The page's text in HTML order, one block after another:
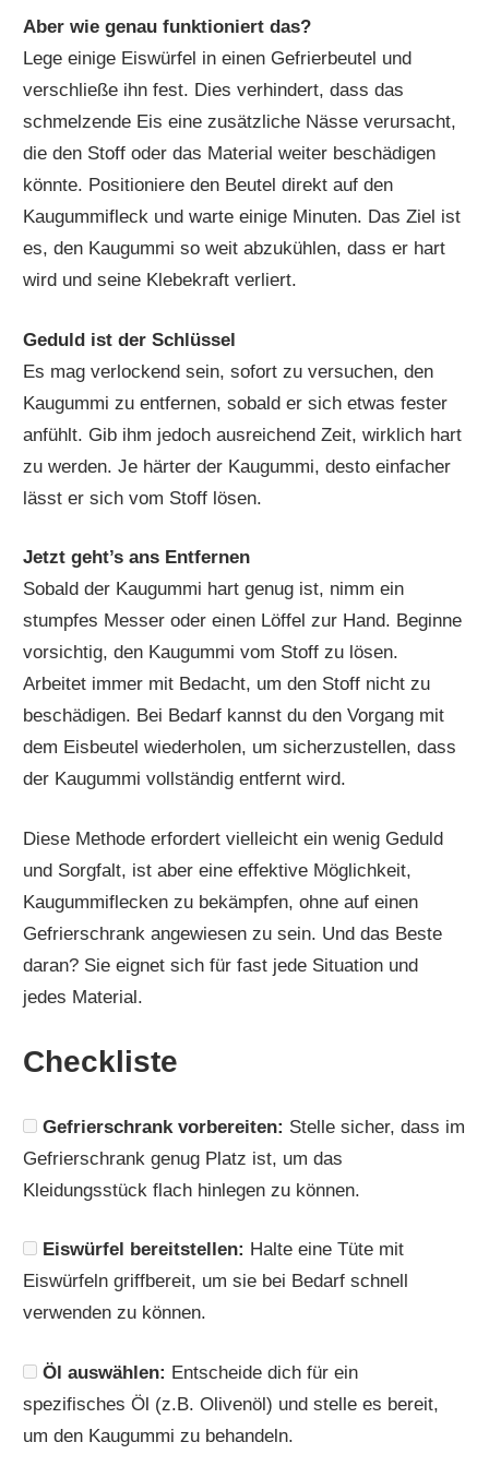
Aber wie genau funktioniert das?
Lege einige Eiswürfel in einen Gefrierbeutel und
verschließe ihn fest. Dies verhindert, dass das
schmelzende Eis eine zusätzliche Nässe verursacht,
die den Stoff oder das Material weiter beschädigen
könnte. Positioniere den Beutel direkt auf den
Kaugummifleck und warte einige Minuten. Das Ziel ist
es, den Kaugummi so weit abzukühlen, dass er hart
wird und seine Klebekraft verliert.
Geduld ist der Schlüssel
Es mag verlockend sein, sofort zu versuchen, den
Kaugummi zu entfernen, sobald er sich etwas fester
anfühlt. Gib ihm jedoch ausreichend Zeit, wirklich hart
zu werden. Je härter der Kaugummi, desto einfacher
lässt er sich vom Stoff lösen.
Jetzt geht’s ans Entfernen
Sobald der Kaugummi hart genug ist, nimm ein
stumpfes Messer oder einen Löffel zur Hand. Beginne
vorsichtig, den Kaugummi vom Stoff zu lösen.
Arbeitet immer mit Bedacht, um den Stoff nicht zu
beschädigen. Bei Bedarf kannst du den Vorgang mit
dem Eisbeutel wiederholen, um sicherzustellen, dass
der Kaugummi vollständig entfernt wird.
Diese Methode erfordert vielleicht ein wenig Geduld
und Sorgfalt, ist aber eine effektive Möglichkeit,
Kaugummiflecken zu bekämpfen, ohne auf einen
Gefrierschrank angewiesen zu sein. Und das Beste
daran? Sie eignet sich für fast jede Situation und
jedes Material.
Checkliste
Gefrierschrank vorbereiten: Stelle sicher, dass im
Gefrierschrank genug Platz ist, um das
Kleidungsstück flach hinlegen zu können.
Eiswürfel bereitstellen: Halte eine Tüte mit
Eiswürfeln griffbereit, um sie bei Bedarf schnell
verwenden zu können.
Öl auswählen: Entscheide dich für ein
spezifisches Öl (z.B. Olivenöl) und stelle es bereit,
um den Kaugummi zu behandeln.